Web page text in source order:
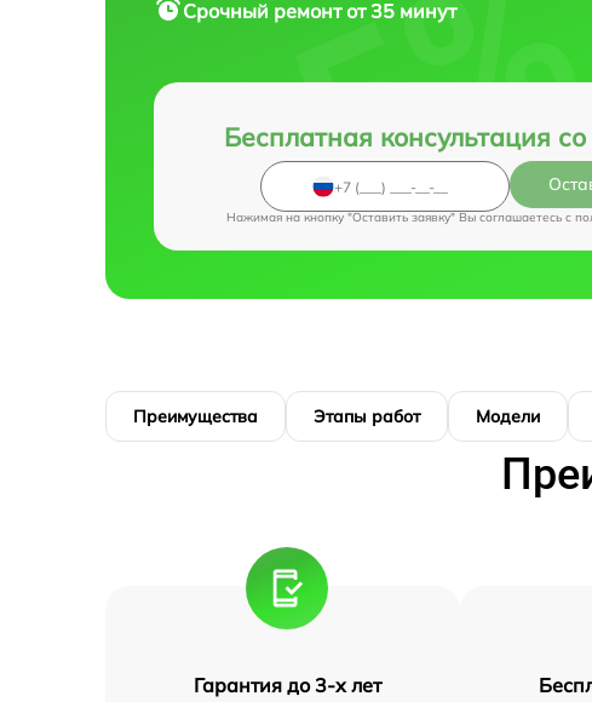
Срочный ремонтот 35 минут
Бесплатная консультация
Нажимая на кнопку "Оставить заявку" Вы соглашаетесь c
Преимущества Этапы работ Модели
Гарантия до 3-х лет